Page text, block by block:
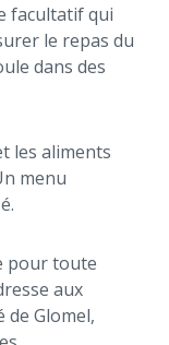
facultatif qui
le repas du
dans des
les aliments
menu
pour toute
aux
de Glomel,